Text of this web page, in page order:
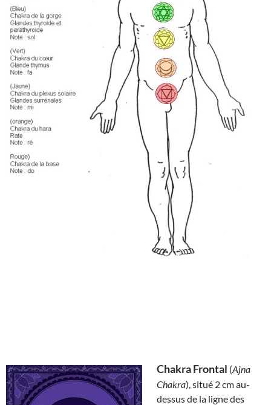
Chakra Frontal (Ajna
Chakra), situé 2 cm au-
dessus de la ligne des